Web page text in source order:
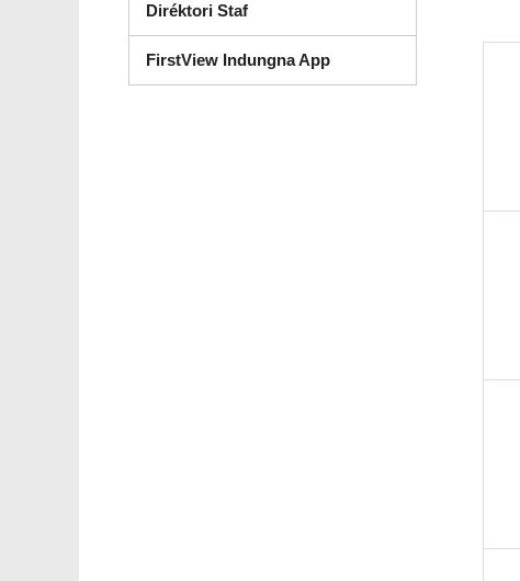
Diréktori Staf
FirstView Indungna App